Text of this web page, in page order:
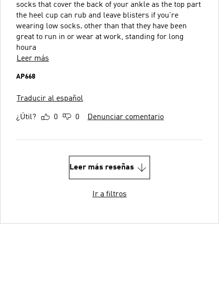
socks that cover the back of your ankle as the top part
the heel cup can rub and leave blisters if you're
wearing low socks. other than that they have been
great to run in or wear at work, standing for long
houra
Leer más
AP668
Traducir al español
¿Útil? 0 0 Denunciar comentario
Leer más reseñas
Ir a filtros